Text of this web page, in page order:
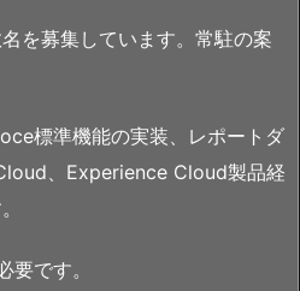
を募集しています。常駐の案
標準機能の実装、レポートダ
、Experience Cloud製品経
です。